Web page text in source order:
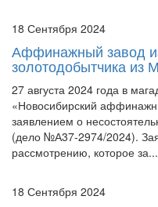
18 Сентября 2024
Аффинажный завод
золотодобытчика из
27 августа 2024 года в
«Новосибирский
заявлением о
(дело №А37-2974/2024).
рассмотрению, которое за...
18 Сентября 2024